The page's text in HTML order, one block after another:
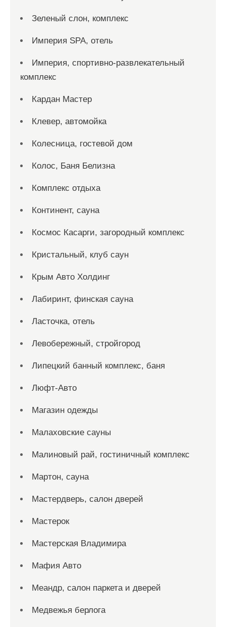
Зеленый слон, комплекс
Империя SPA, отель
Империя, спортивно-развлекательный
комплекс
Кардан Мастер
Клевер, автомойка
Колесница, гостевой дом
Колос, Баня Белизна
Комплекс отдыха
Континент, сауна
Космос Касарги, загородный комплекс
Кристальный, клуб саун
Крым Авто Холдинг
Лабиринт, финская сауна
Ласточка, отель
Левобережный, стройгород
Липецкий банный комплекс, баня
Люфт-Авто
Магазин одежды
Малаховские сауны
Малиновый рай, гостиничный комплекс
Мартон, сауна
Мастердверь, салон дверей
Мастерок
Мастерская Владимира
Мафия Авто
Меандр, салон паркета и дверей
Медвежья берлога